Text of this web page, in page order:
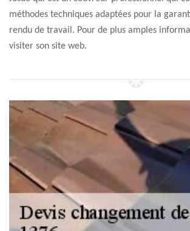
méthodes techniques adaptées pour la
rendu de travail. Pour de plus amples
visiter son site web.